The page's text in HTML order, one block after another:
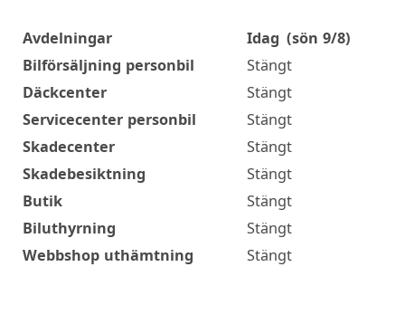
Öppettider
Avdelningar Idag (sön 9/8)
Bilförsäljning personbil
Stängt
Däckcenter
Stängt
Servicecenter personbil
Stängt
Skadecenter
Stängt
Skadebesiktning
Stängt
Butik
Stängt
Biluthyrning
Stängt
Webbshop uthämtning
Stängt